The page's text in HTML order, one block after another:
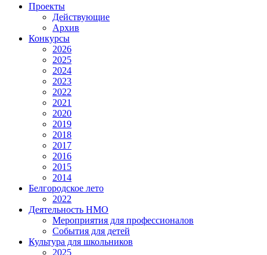
Проекты
Действующие
Архив
Конкурсы
2026
2025
2024
2023
2022
2021
2020
2019
2018
2017
2016
2015
2014
Белгородское лето
2022
Деятельность НМО
Мероприятия для профессионалов
События для детей
Культура для школьников
2025